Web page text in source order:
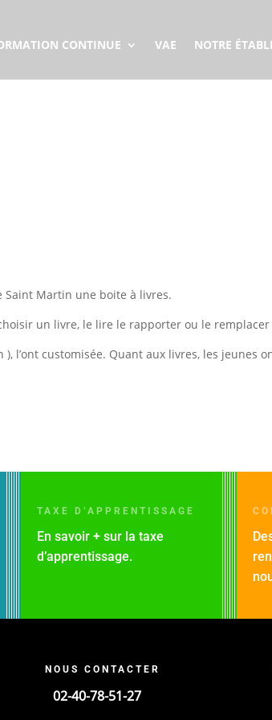
CONTINUE VAE NOTRE
Saint Martin une boite à livres.
un livre, le lire le rapporter ou le
l’ont customisée. Quant aux livres, les jeunes
TAXE D’APPRENTISSAGE
En savoir + sur la taxe
d’apprentissage.
NOUS CONTACTER
02-40-78-51-27